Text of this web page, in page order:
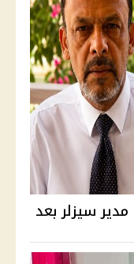
سيزلر بعد